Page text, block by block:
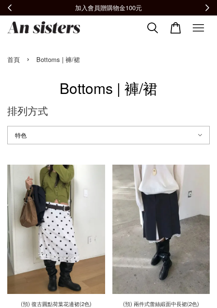
全館滿2000免運📦
首頁 › Bottoms | 褲/裙
Bottoms | 褲/裙
排列方式
(預) 復古圓點荷葉花邊裙(2色) (預) 兩件式蕾絲緞面中長裙(2色)